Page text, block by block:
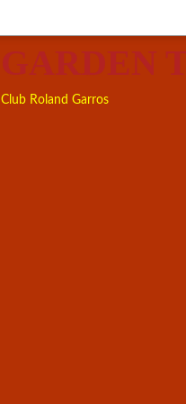
GARDEN
Club Roland Garros